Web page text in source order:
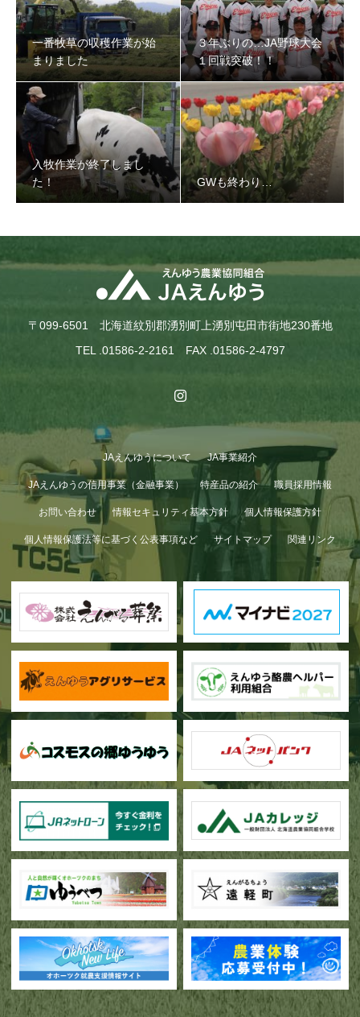
GWも終わり…
ブロッコリー播種作業が行われています
一番牧草の収穫作業が始
まりました
３年ぶりの…JA野球大会
１回戦突破！！
入牧作業が終了しまし
た！
GWも終わり…
〒099-6501 北海道紋別郡湧別町上湧別屯田市街地230番地
TEL .01586-2-2161 FAX .01586-2-4797
JAえんゆうについて JA事業紹介
JAえんゆうの信用事業（金融事業） 特産品の紹介 職員採用情報
お問い合わせ 情報セキュリティ基本方針 個人情報保護方針
個人情報保護法等に基づく公表事項など サイトマップ 関連リンク